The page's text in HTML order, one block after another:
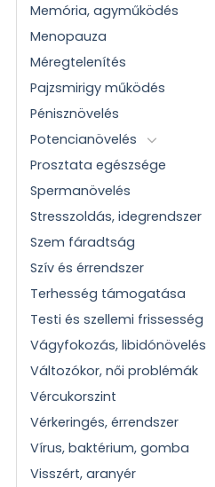
Memória, agyműködés
Menopauza
Méregtelenítés
Pajzsmirigy működés
Pénisznövelés
Potencianövelés
Prosztata egészsége
Spermanövelés
Stresszoldás, idegrendszer
Szem fáradtság
Szív és érrendszer
Terhesség támogatása
Testi és szellemi frissesség
Vágyfokozás, libidónövelés
Változókor, női problémák
Vércukorszint
Vérkeringés, érrendszer
Vírus, baktérium, gomba
Visszért, aranyér